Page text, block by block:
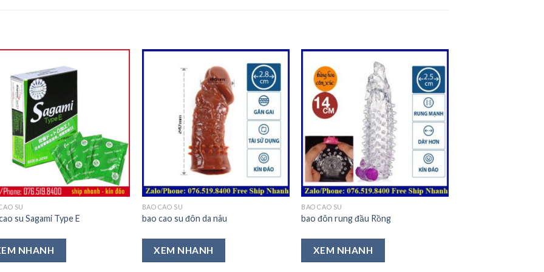
SU
su Sagami Type E
NHANH
Thêm
vào
Ưa
Thích
BAO CAO SU
bao cao su đôn da nâu
XEM NHANH
Thêm
vào
Ưa
Thích
BAO CAO SU
bao đôn rung đầu Rồng
XEM NHANH